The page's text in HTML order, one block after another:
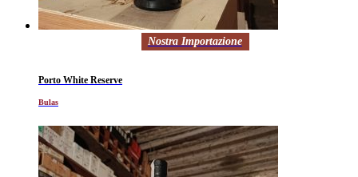
Nostra Importazione
Porto White Reserve
Bulas